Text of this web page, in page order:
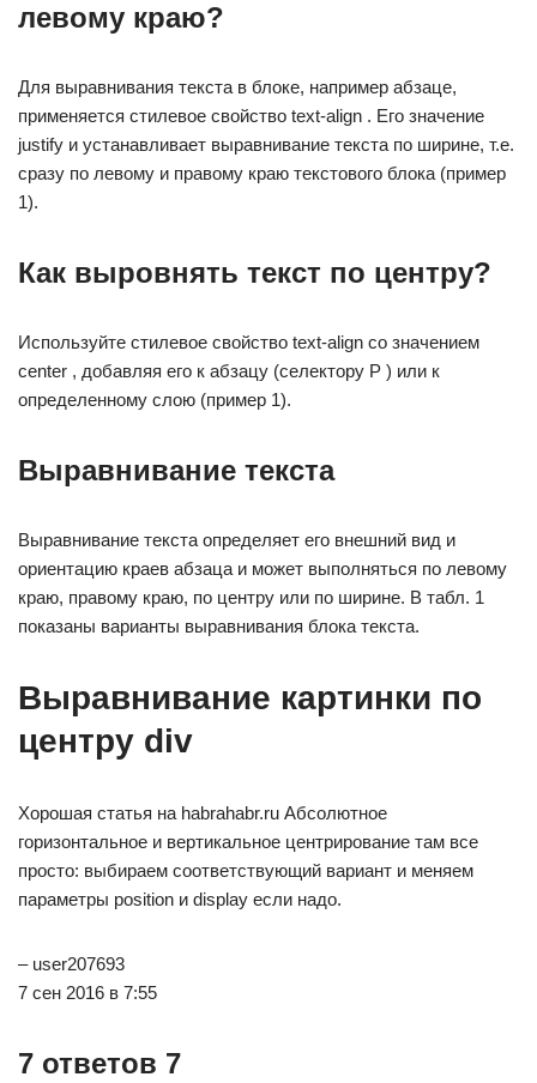
левому краю?
Для выравнивания текста в блоке, например абзаце,
применяется стилевое свойство text-align . Его значение
justify и устанавливает выравнивание текста по ширине, т.е.
сразу по левому и правому краю текстового блока (пример
1).
Как выровнять текст по центру?
Используйте стилевое свойство text-align со значением
center , добавляя его к абзацу (селектору P ) или к
определенному слою (пример 1).
Выравнивание текста
Выравнивание текста определяет его внешний вид и
ориентацию краев абзаца и может выполняться по левому
краю, правому краю, по центру или по ширине. В табл. 1
показаны варианты выравнивания блока текста.
Выравнивание картинки по
центру div
Хорошая статья на habrahabr.ru Абсолютное
горизонтальное и вертикальное центрирование там все
просто: выбираем соответствующий вариант и меняем
параметры position и display если надо.
– user207693
7 сен 2016 в 7:55
7 ответов 7